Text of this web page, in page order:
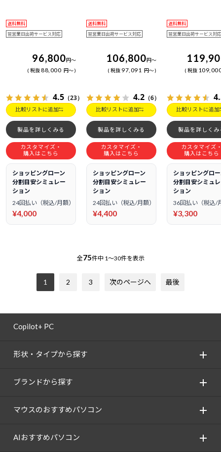
送料無料
翌営業日出荷サービス対応
96,800円～
税抜88,000 円～
4.5 （23）
比較リストに追加
製品を詳しくみる
カスタマイズ・
購入はこちら
ショッピングローン
分割目安シミュレー
ション
24回払い（税込/月額）
¥4,000
送料無料
翌営業日出荷サービス対応
106,800円～
税抜 97,091 円～
4.2 （6）
比較リストに追加
製品を詳しくみる
カスタマイズ・
購入はこちら
ショッピングローン
分割目安シミュレー
ション
24回払い（税込/月額）
¥4,400
送料無料
翌営業日出荷サービス対応
税抜
比較リストに追加
製品を詳しくみ
カスタマイズ
購入はこちら
ショッピングロ
分割目安シミュ
ション
36回払い（税込/
¥3,300
全75件中 1～30件を表示
1 2 3 次のページへ 最後
Copilot+ PC
形状・タイプから探す
ブランドから探す
マウスのおすすめパソコン
AIおすすめパソコン